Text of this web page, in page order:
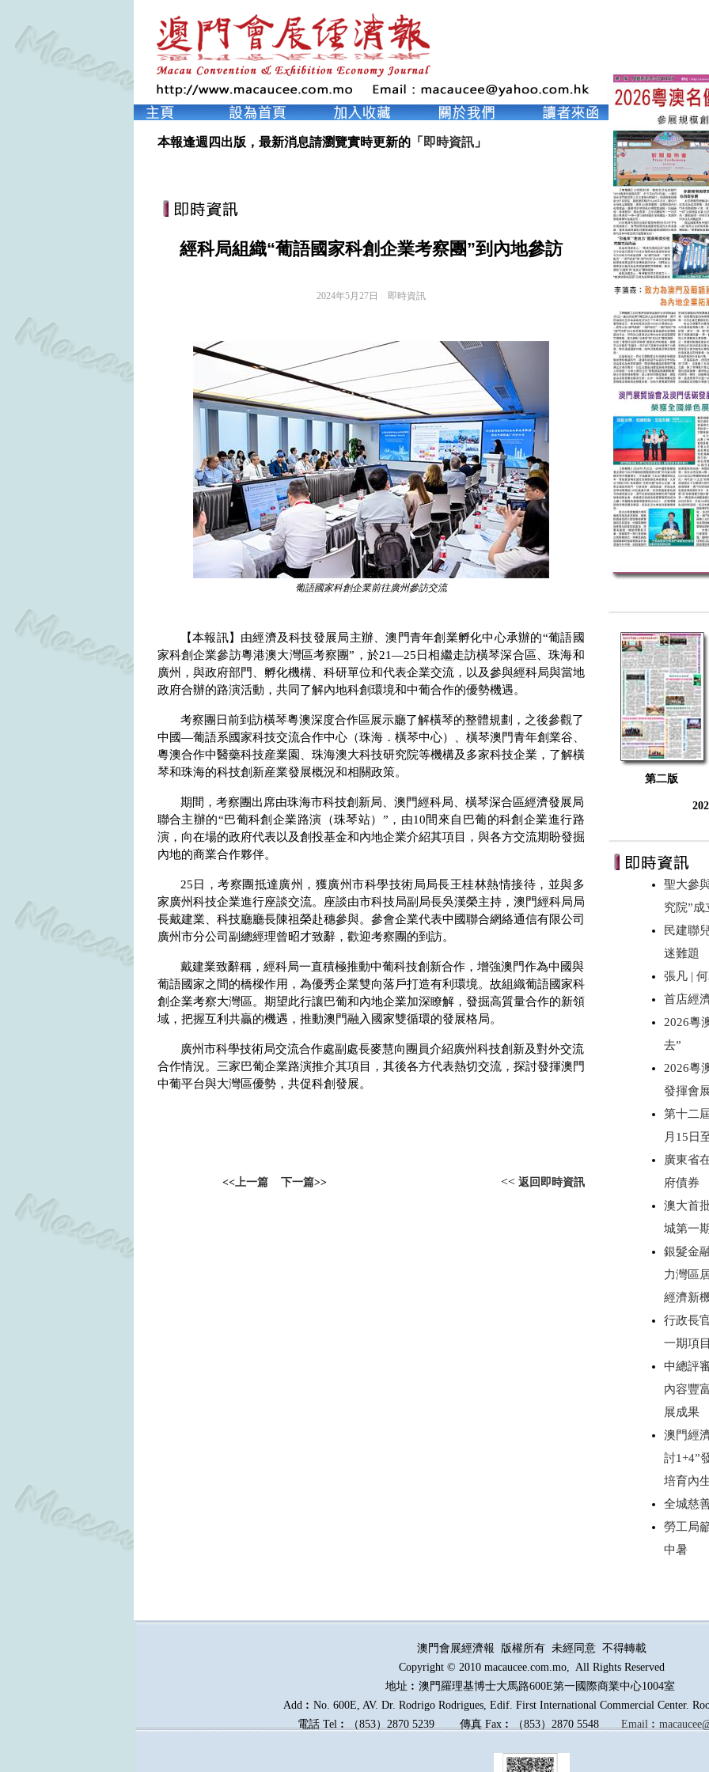
本報逢週四出版，最新消息請瀏覽實時更新的「 即時資訊」
經科局組織“葡語國家科創企業考察團”到內地參訪
2024年5月27日 即時資訊
葡語國家科創企業前往廣州參訪交流
【本報訊】由經濟及科技發展局主辦、澳門青年創業孵化中心承辦的“葡語國
家科創企業參訪粵港澳大灣區考察團”，於21—25 日相繼走訪橫琴深合區、珠海和
廣州，與政府部門、孵化機構、科研單位和代表企業交流，以及參與經科局與當地
政府合辦的路演活動，共同了解內地科創環境和中葡合作的優勢機遇。
考察團日前到訪橫琴粵澳深度合作區展示廳了解橫琴的整體規劃，之後參觀了
中國—葡語系國家科技交流合作中心（珠海．橫琴中心）、橫琴澳門青年創業谷、
粵澳合作中醫藥科技産業園、珠海澳大科技研究院等機構及多家科技企業，了解橫
琴和珠海的科技創新産業發展概況和相關政策。
期間，考察團出席由珠海市科技創新局、澳門經科局、橫琴深合區經濟發展局
聯合主辦的“巴葡科創企業路演（珠琴站）”，由10間來自巴葡的科創企業進行路
演，向在場的政府代表以及創投基金和內地企業介紹其項目，與各方交流期盼發掘
內地的商業合作夥伴。
25 日，考察團抵達廣州，獲廣州市科學技術局局長王桂林熱情接待，並與多
家廣州科技企業進行座談交流。座談由市科技局副局長吳漢榮主持，澳門經科局局
長戴建業、科技廳廳長陳祖榮赴穗參與。參會企業代表中國聯合網絡通信有限公司
廣州市分公司副總經理曾昭才致辭，歡迎考察團的到訪。
戴建業致辭稱，經科局一直積極推動中葡科技創新合作，增強澳門作為中國與
葡語國家之間的橋樑作用，為優秀企業雙向落戶打造有利環境。故組織葡語國家科
創企業考察大灣區。期望此行讓巴葡和內地企業加深瞭解，發掘高質量合作的新領
域，把握互利共贏的機遇，推動澳門融入國家雙循環的發展格局。
廣州市科學技術局交流合作處副處長麥慧向團員介紹廣州科技創新及對外交流
合作情況。三家巴葡企業路演推介其項目，其後各方代表熱切交流，探討發揮澳門
中葡平台與大灣區優勢，共促科創發展。
<<上一篇 下一篇>> << 返回即時資訊
第二版
聖大參
究院”
民建聯
迷難題
張凡 |
首店經
2026粵
去”
2026粵
發揮會
第十二
月15日
廣東省
府債券
澳大首
城第一
銀髮金
力灣區
經濟新
行政長
一期項
中總評
內容豐
展成果
澳門經
討1+4”
培育內
全城慈
勞工局
中暑
澳門會展經濟報 版權所有 未經同意 不得轉載
Copyright © 2010 macaucee.com.mo, All Rights Reserved
地址︰澳門羅理基博士大馬路600E第一國際商業中心1004室
Add︰No. 600E, AV. Dr. Rodrigo Rodrigues, Edif. First International Commercial Center.
電話 Tel︰（853）2870 5239傳真Fax︰（853）2870 5548 Email︰